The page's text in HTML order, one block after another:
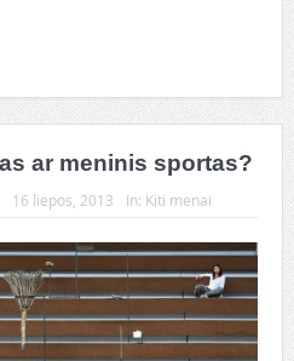
ar meninis sportas?
16 liepos, 2013 In: Kiti menai